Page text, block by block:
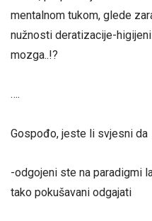
mentalnom tukom, glede
nužnosti deratizacije-
mozga..!?
….
Gospođo, jeste li svjesni da
-odgojeni ste na paradigmi
tako pokušavani odgajati